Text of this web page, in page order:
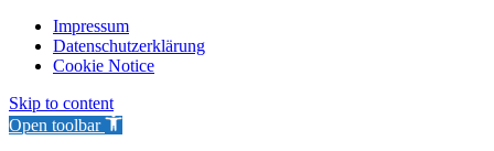
Impressum
Datenschutzerklärung
Cookie Notice
Skip to content
Open toolbar